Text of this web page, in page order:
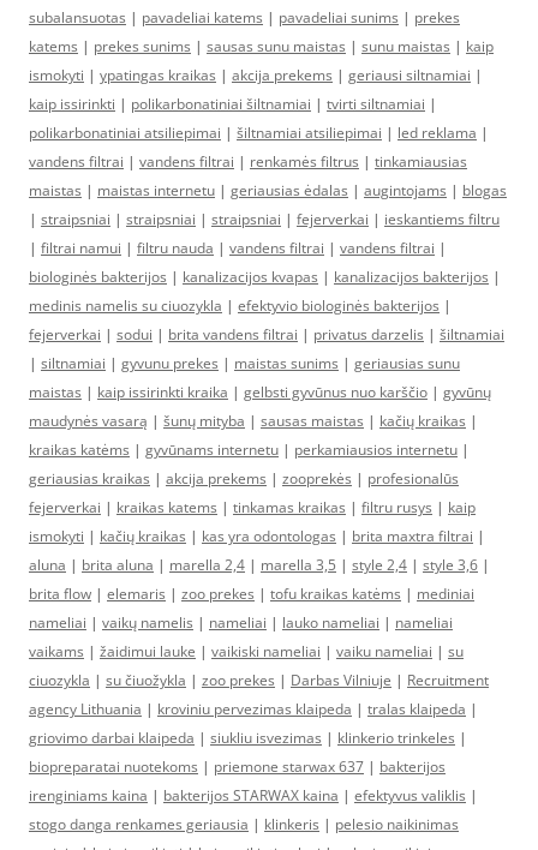
subalansuotas | pavadeliai katems | pavadeliai sunims | prekes
katems | prekes sunims | sausas sunu maistas | sunu maistas | kaip
ismokyti | ypatingas kraikas | akcija prekems | geriausi siltnamiai |
kaip issirinkti | polikarbonatiniai šiltnamiai | tvirti siltnamiai |
polikarbonatiniai atsiliepimai | šiltnamiai atsiliepimai | led reklama |
vandens filtrai | vandens filtrai | renkamės filtrus | tinkamiausias
maistas | maistas internetu | geriausias ėdalas | augintojams | blogas
| straipsniai | straipsniai | straipsniai | fejerverkai | ieskantiems filtru
| filtrai namui | filtru nauda | vandens filtrai | vandens filtrai |
biologinės bakterijos | kanalizacijos kvapas | kanalizacijos bakterijos |
medinis namelis su ciuozykla | efektyvio biologinės bakterijos |
fejerverkai | sodui | brita vandens filtrai | privatus darzelis | šiltnamiai
| siltnamiai | gyvunu prekes | maistas sunims | geriausias sunu
maistas | kaip issirinkti kraika | gelbsti gyvūnus nuo karščio | gyvūnų
maudynės vasarą | šunų mityba | sausas maistas | kačių kraikas |
kraikas katėms | gyvūnams internetu | perkamiausios internetu |
geriausias kraikas | akcija prekems | zooprekės | profesionalūs
fejerverkai | kraikas katems | tinkamas kraikas | filtru rusys | kaip
ismokyti | kačių kraikas | kas yra odontologas | brita maxtra filtrai |
aluna | brita aluna | marella 2,4 | marella 3,5 | style 2,4 | style 3,6 |
brita flow | elemaris | zoo prekes | tofu kraikas katėms | mediniai
nameliai | vaikų namelis | nameliai | lauko nameliai | nameliai
vaikams | žaidimui lauke | vaikiski nameliai | vaiku nameliai | su
ciuozykla | su čiuožykla | zoo prekes | Darbas Vilniuje | Recruitment
agency Lithuania | kroviniu pervezimas klaipeda | tralas klaipeda |
griovimo darbai klaipeda | siukliu isvezimas | klinkerio trinkeles |
biopreparatai nuotekoms | priemone starwax 637 | bakterijos
irenginiams kaina | bakterijos STARWAX kaina | efektyvus valiklis |
stogo danga renkames geriausia | klinkeris | pelesio naikinimas